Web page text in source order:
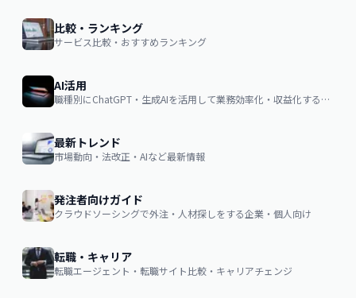
比較・ランキング
サービス比較・おすすめランキング
AI活用
職種別にChatGPT・生成AIを活用して業務効率化・収益化するノウハウ
最新トレンド
市場動向・法改正・AIなど最新情報
発注者向けガイド
クラウドソーシングで外注・人材探しをする企業・個人向け
転職・キャリア
転職エージェント・転職サイト比較・キャリアチェンジ